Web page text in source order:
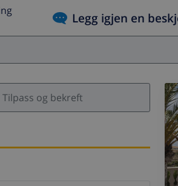
Legg igjen en
Tilpass og bekreft